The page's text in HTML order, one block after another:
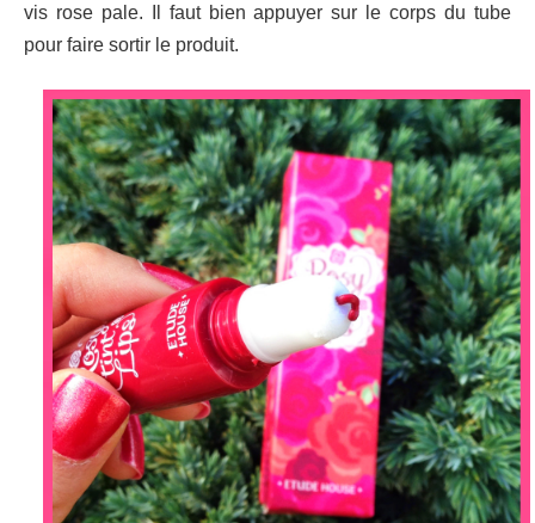
vis rose pale. Il faut bien appuyer sur le corps du tube
pour faire sortir le produit.